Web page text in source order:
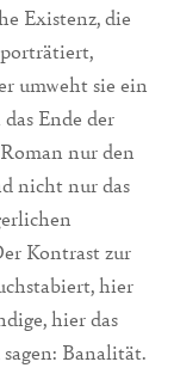
Existenz, die
umweht sie ein
Ende der
nur den
nicht nur das
Kontrast zur
hier
hier das
Banalität.